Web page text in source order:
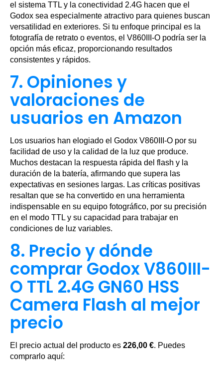
el sistema TTL y la conectividad 2.4G hacen que el
Godox sea especialmente atractivo para quienes buscan
versatilidad en exteriores. Si tu enfoque principal es la
fotografía de retrato o eventos, el V860III-O podría ser la
opción más eficaz, proporcionando resultados
consistentes y rápidos.
7. Opiniones y
valoraciones de
usuarios en Amazon
Los usuarios han elogiado el Godox V860III-O por su
facilidad de uso y la calidad de la luz que produce.
Muchos destacan la respuesta rápida del flash y la
duración de la batería, afirmando que supera las
expectativas en sesiones largas. Las críticas positivas
resaltan que se ha convertido en una herramienta
indispensable en su equipo fotográfico, por su precisión
en el modo TTL y su capacidad para trabajar en
condiciones de luz variables.
8. Precio y dónde
comprar Godox V860III-
O TTL 2.4G GN60 HSS
Camera Flash al mejor
precio
El precio actual del producto es 226,00 €. Puedes
comprarlo aquí: